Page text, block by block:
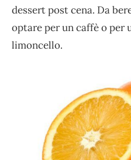
dessert post cena. Da
optare per un caffè o per
limoncello.